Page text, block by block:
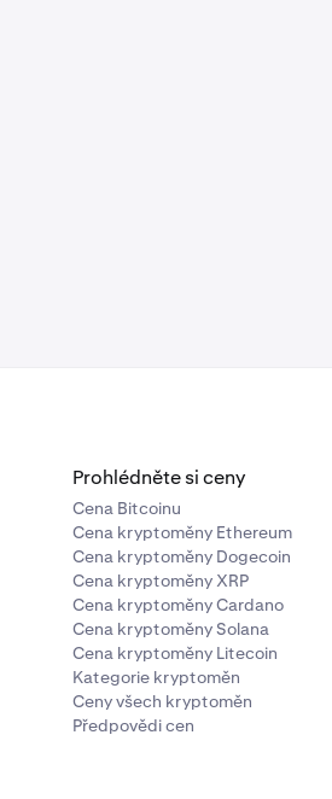
Prohlédněte si ceny
Cena Bitcoinu
Cena kryptoměny Ethereum
Cena kryptoměny Dogecoin
Cena kryptoměny XRP
Cena kryptoměny Cardano
Cena kryptoměny Solana
Cena kryptoměny Litecoin
Kategorie kryptoměn
Ceny všech kryptoměn
Předpovědi cen